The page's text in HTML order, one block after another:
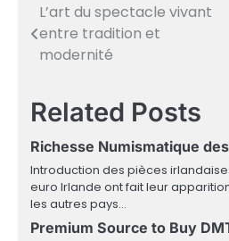
Post
navigation
L’art du spectacle vivant
entre tradition et
modernité
Related Posts
Richesse Numismatique
Introduction des pièces
euro Irlande ont fait leur
les autres pays…
Premium Source to Buy